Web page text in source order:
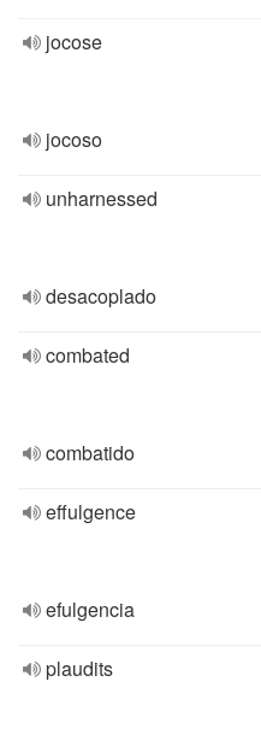
jocose
jocoso
unharnessed
desacoplado
combated
combatido
effulgence
efulgencia
plaudits